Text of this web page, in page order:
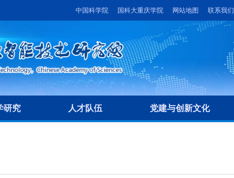
中国科学院 国科大重庆学院 网站地图 联系我们
研究 人才队伍 党建与创新文化